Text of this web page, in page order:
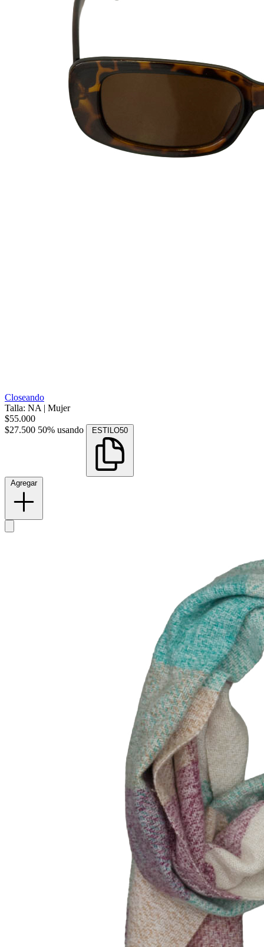
Closeando
Talla: NA | Mujer
$55.000
$27.500 50% usando ESTILO50
Agregar